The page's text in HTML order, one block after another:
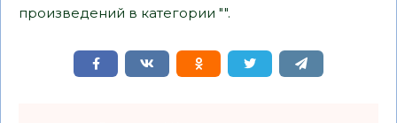
произведений в категории "".